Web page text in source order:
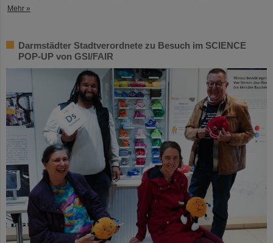
Mehr »
Darmstädter Stadtverordnete zu Besuch im SCIENCE
POP-UP von GSI/FAIR